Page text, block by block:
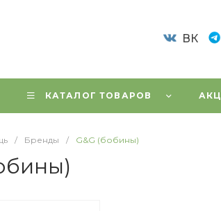
ВК
КАТАЛОГ ТОВАРОВ
/ Бренды / G&G (бобины)